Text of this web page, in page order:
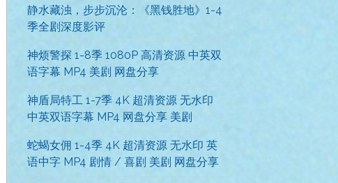
静水藏浊，步步沉沦：《黑钱胜地》1-4
季全剧深度影评
神烦警探 1-8季 1080P 高清资源 中英双
语字幕 MP4 美剧 网盘分享
神盾局特工 1-7季 4K 超清资源 无水印
中英双语字幕 MP4 网盘分享 美剧
蛇蝎女佣 1-4季 4K 超清资源 无水印 英
语中字 MP4 剧情 / 喜剧 美剧 网盘分享